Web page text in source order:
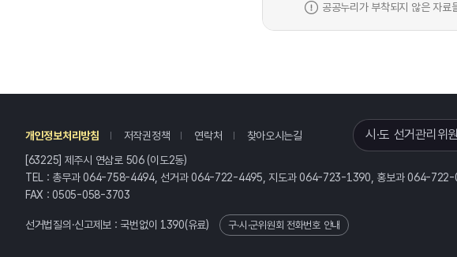
공공누리가 부착되지 않은 자료
개인정보처리방침 저작권정책 연락처 찾아오시는길 시·도 선거관리위
[63225] 제주시 연삼로 506 (이도2동)
TEL : 총무과 064-758-4494, 선거과 064-722-4495, 지도과 064-723-1390, 홍보과 064-
FAX : 0505-058-3703
선거법질의·신고제보 : 국번없이 1390(유료) 구·시·군위원회 전화번호 안내